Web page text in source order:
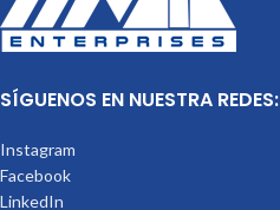
SÍGUENOS EN NUESTRA REDES:
Instagram
Facebook
LinkedIn